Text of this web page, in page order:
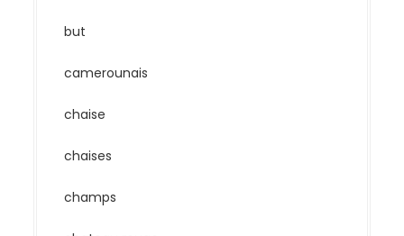
but
camerounais
chaise
chaises
champs